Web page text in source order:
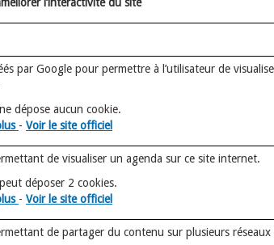
l’interactivité du site
par Google pour permettre à l’utilisateur de
dépose aucun cookie.
- Voir le site officiel
de visualiser un agenda sur ce site internet.
déposer 2 cookies.
- Voir le site officiel
de partager du contenu sur plusieurs réseaux